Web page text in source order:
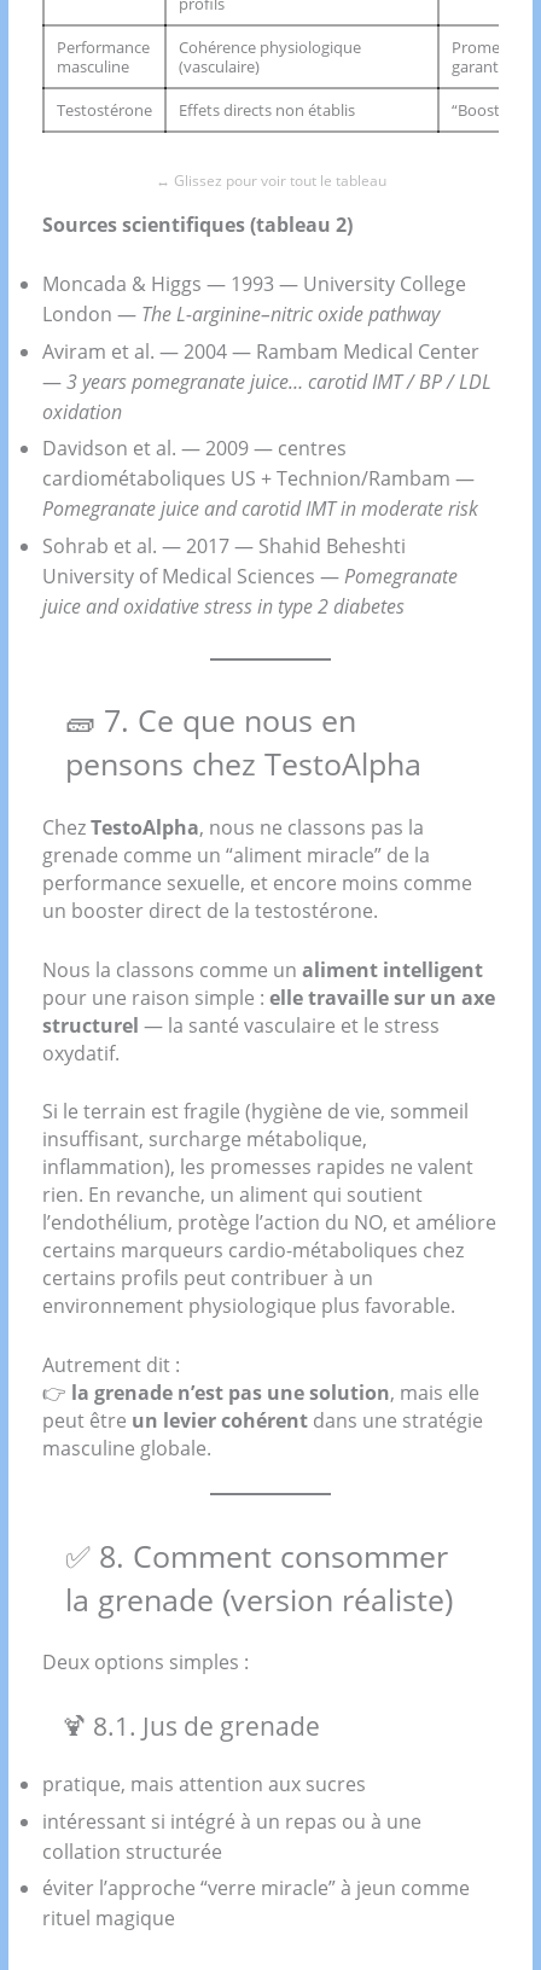
Performance
masculine
Cohérence physiologique
(vasculaire)
Promesse
garantie”
Testostérone
Effets directs non établis “Boost
Sources scientifiques (tableau 2)
Moncada & Higgs — 1993 — University College
London — The L-arginine–nitric oxide pathway
Aviram et al. — 2004 — Rambam Medical Center
—3 years pomegranate juice… carotid IMT / BP / LDL
oxidation
Davidson et al. — 2009 — centres
cardiométaboliques US + Technion/Rambam —
Pomegranate juice and carotid IMT in moderate risk
Sohrab et al. — 2017 — Shahid Beheshti
University of Medical Sciences —Pomegranate
juice and oxidative stress in type 2 diabetes
🧱 7. Ce que nous en
pensons chez TestoAlpha
ChezTestoAlpha, nous ne classons pas la
grenade comme un “aliment miracle” de la
performance sexuelle, et encore moins comme
un booster direct de la testostérone.
Nous la classons comme unaliment intelligent
pour une raison simple :elle travaille sur un axe
structurel — la santé vasculaire et le stress
oxydatif.
Si le terrain est fragile (hygiène de vie, sommeil
insuffisant, surcharge métabolique,
inflammation), les promesses rapides ne valent
rien. En revanche, un aliment qui soutient
l’endothélium, protège l’action du NO, et améliore
certains marqueurs cardio-métaboliques chez
certains profils peut contribuer à un
environnement physiologique plus favorable.
Autrement dit :
👉 la grenade n’est pas une solution, mais elle
peut être un levier cohérent dans une stratégie
masculine globale.
✅ 8. Comment consommer
la grenade (version réaliste)
Deux options simples :
🍹 8.1. Jus de grenade
pratique, mais attention aux sucres
intéressant si intégré à un repas ou à une
collation structurée
éviter l’approche “verre miracle” à jeun comme
rituel magique